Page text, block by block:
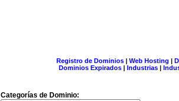
Registro de Dominios| Web Hosting |
Dominios Expirados | Industrias |
Categorías de Dominio: